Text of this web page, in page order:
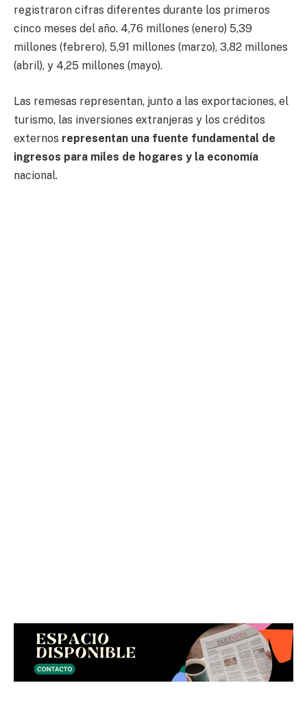
registraron cifras diferentes durante los primeros
cinco meses del año. 4,76 millones (enero) 5,39
millones (febrero), 5,91 millones (marzo), 3,82 millones
(abril), y 4,25 millones (mayo).
Las remesas representan, junto a las exportaciones, el
turismo, las inversiones extranjeras y los créditos
externos representan una fuente fundamental de
ingresos para miles de hogares y la economía
nacional.